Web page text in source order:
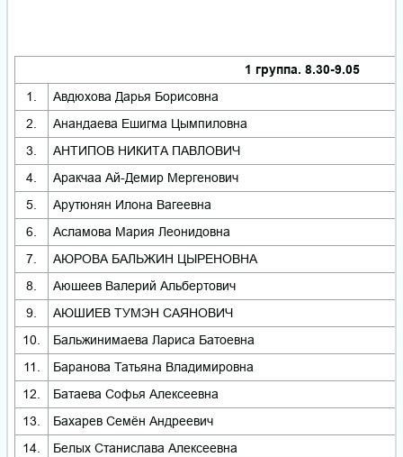
1 группа. 8.30-9.05
1.
Авдюхова Дарья Борисовна
2.
Анандаева Ешигма Цымпиловна
3.
АНТИПОВ НИКИТА ПАВЛОВИЧ
4.
Аракчаа Ай-Демир Мергенович
5.
Арутюнян Илона Вагеевна
6.
Асламова Мария Леонидовна
7.
АЮРОВА БАЛЬЖИН ЦЫРЕНОВНА
8.
Аюшеев Валерий Альбертович
9.
АЮШИЕВ ТУМЭН САЯНОВИЧ
10.
Бальжинимаева Лариса Батоевна
11.
Баранова Татьяна Владимировна
12.
Батаева Софья Алексеевна
13.
Бахарев Семён Андреевич
14.
Белых Станислава Алексеевна